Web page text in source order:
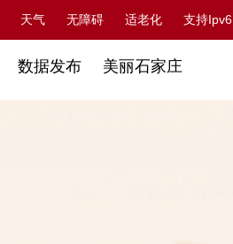
天气 无障碍 适老化 支持Ipv6
数据发布 美丽石家庄